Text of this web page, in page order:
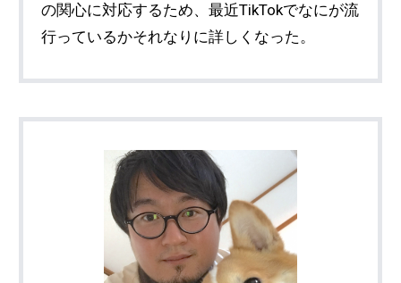
の関心に対応するため、最近TikTokでなにが流
行っているかそれなりに詳しくなった。